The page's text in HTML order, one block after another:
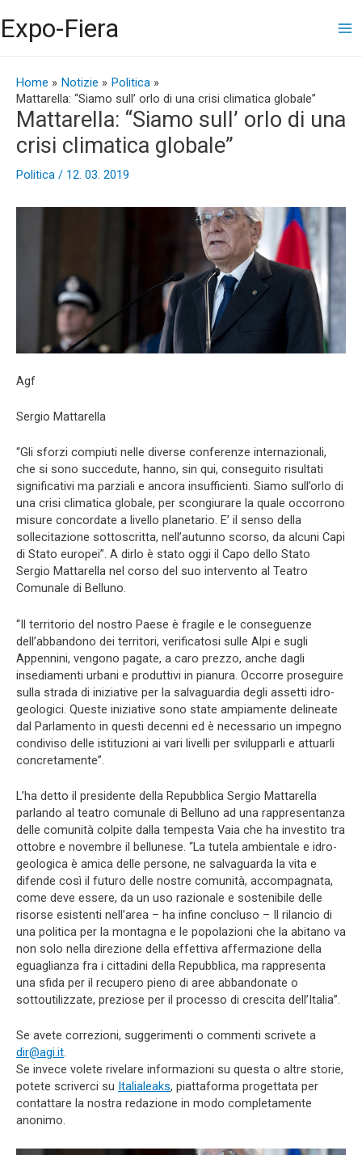
al
contenuto
Expo-Fiera
Home Notizie
Politica
Mattarella: “Siamo sull’ orlo di una crisi climatica globale”
Mattarella: “Siamo sull’ orlo di una
crisi climatica globale”
Politica / 12. 03. 2019
Agf
Sergio Mattarella
“Gli sforzi compiuti nelle diverse conferenze internazionali,
che si sono succedute, hanno, sin qui, conseguito risultati
significativi ma parziali e ancora insufficienti. Siamo sull’orlo di
una crisi climatica globale, per scongiurare la quale occorrono
misure concordate a livello planetario. E’ il senso della
sollecitazione sottoscritta, nell’autunno scorso, da alcuni Capi
di Stato europei”. A dirlo è stato oggi il Capo dello Stato
Sergio Mattarella nel corso del suo intervento al Teatro
Comunale di Belluno.
“Il territorio del nostro Paese è fragile e le conseguenze
dell’abbandono dei territori, verificatosi sulle Alpi e sugli
Appennini, vengono pagate, a caro prezzo, anche dagli
insediamenti urbani e produttivi in pianura. Occorre proseguire
sulla strada di iniziative per la salvaguardia degli assetti idro-
geologici. Queste iniziative sono state ampiamente delineate
dal Parlamento in questi decenni ed è necessario un impegno
condiviso delle istituzioni ai vari livelli per svilupparli e attuarli
concretamente”.
L’ha detto il presidente della Repubblica Sergio Mattarella
parlando al teatro comunale di Belluno ad una rappresentanza
delle comunità colpite dalla tempesta Vaia che ha investito tra
ottobre e novembre il bellunese. “La tutela ambientale e idro-
geologica è amica delle persone, ne salvaguarda la vita e
difende così il futuro delle nostre comunità, accompagnata,
come deve essere, da un uso razionale e sostenibile delle
risorse esistenti nell’area – ha infine concluso – Il rilancio di
una politica per la montagna e le popolazioni che la abitano va
non solo nella direzione della effettiva affermazione della
eguaglianza fra i cittadini della Repubblica, ma rappresenta
una sfida per il recupero pieno di aree abbandonate o
sottoutilizzate, preziose per il processo di crescita dell’Italia”.
Se avete correzioni, suggerimenti o commenti scrivete a
dir@agi.it.
Se invece volete rivelare informazioni su questa o altre storie,
potete scriverci su Italialeaks, piattaforma progettata per
contattare la nostra redazione in modo completamente
anonimo.
articoli